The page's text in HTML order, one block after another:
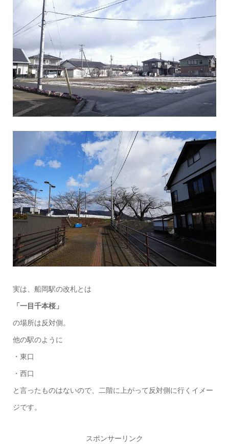
実は、船岡駅の改札とは
「一目千本桜」
の場所は反対側。
他の駅のように
・東口
・西口
と言ったものはないので、二階に上がって反対側に行くイメー
ジです。
スポンサーリンク